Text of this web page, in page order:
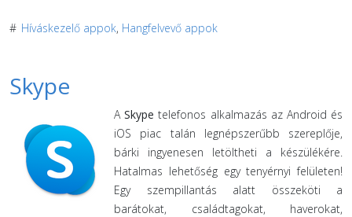
# Híváskezelő appok, Hangfelvevő appok
Skype
ASkype telefonos alkalmazás az Android és
iOS piac talán legnépszerűbb szereplője,
bárki ingyenesen letöltheti a készülékére.
Hatalmas lehetőség egy tenyérnyi felületen!
Egy szempillantás alatt összeköti a
barátokat, családtagokat, haverokat,